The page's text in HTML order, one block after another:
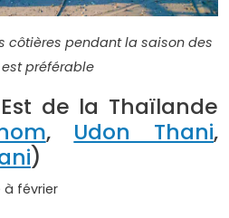
côtières pendant la saison des
préférable
de la Thaïlande
, Udon Thani,
)
à février